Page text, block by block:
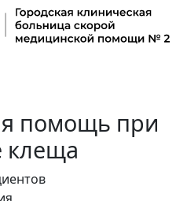
помощь при
клеща